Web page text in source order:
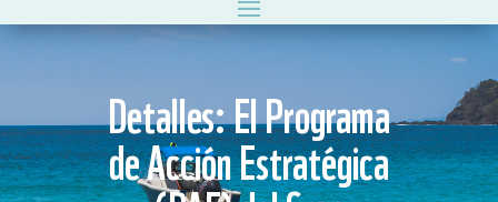
Detalles: El Programa
de Acción Estratégica